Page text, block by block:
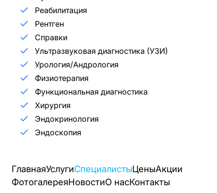
Реабилитация
Рентген
Справки
Ультразвуковая диагностика (УЗИ)
Урология/Андрология
Физиотерапия
Функциональная диагностика
Хирургия
Эндокринология
Эндоскопия
ГлавнаяУслугиСпециалистыЦеныАкции
ФотогалереяНовостиО насКонтакты